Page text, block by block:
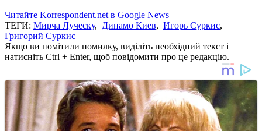
Читайте Korrespondent.net в Google News
ТЕГИ: Мирча Луческу, Динамо Киев, Игорь Суркис,
Григорий Суркис
Якщо ви помітили помилку, виділіть необхідний текст і
натисніть Ctrl + Enter, щоб повідомити про це редакцію.